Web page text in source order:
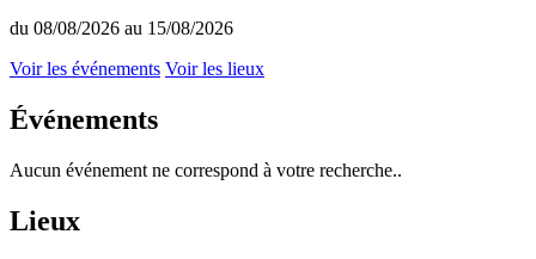
du 08/08/2026 au 15/08/2026
Voir les événements Voir les lieux
Événements
Aucun événement ne correspond à votre recherche..
Lieux